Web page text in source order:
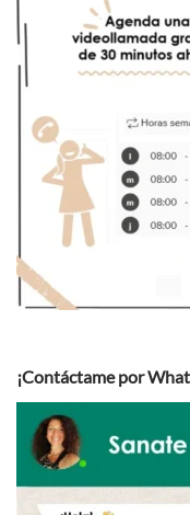
¡Contáctame por